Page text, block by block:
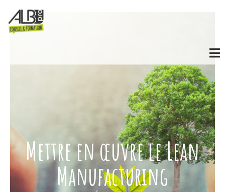
Mettre en œuvre le Lean
Manufacturing